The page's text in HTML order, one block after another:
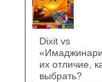
Dixit vs
их отличие,
выбрать?